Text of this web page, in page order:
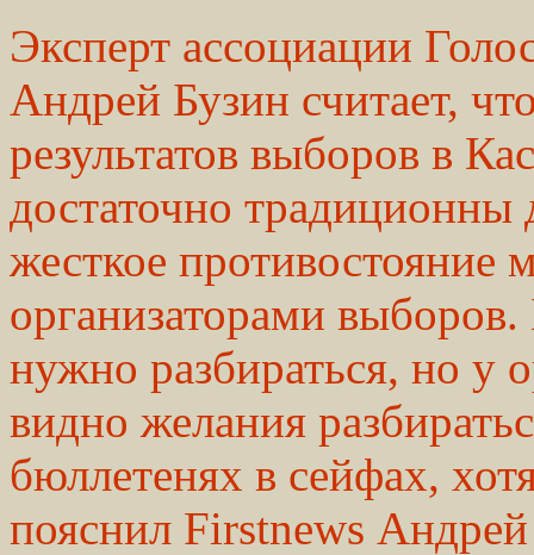
Эксперт ассоциации
Андрей Бузин считает,
результатов выборов в
достаточно традиционны
жесткое противостояние
организаторами
нужно разбираться, но у
видно желания
бюллетенях в сейфах,
пояснил Firstnews